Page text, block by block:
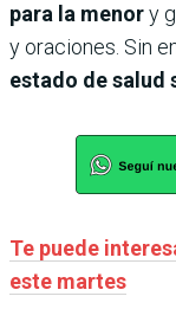
para la menory
y oraciones. Sin
estado de salud
Te puede
este martes